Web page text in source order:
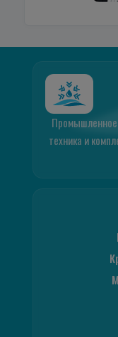
Промышленное
техника и